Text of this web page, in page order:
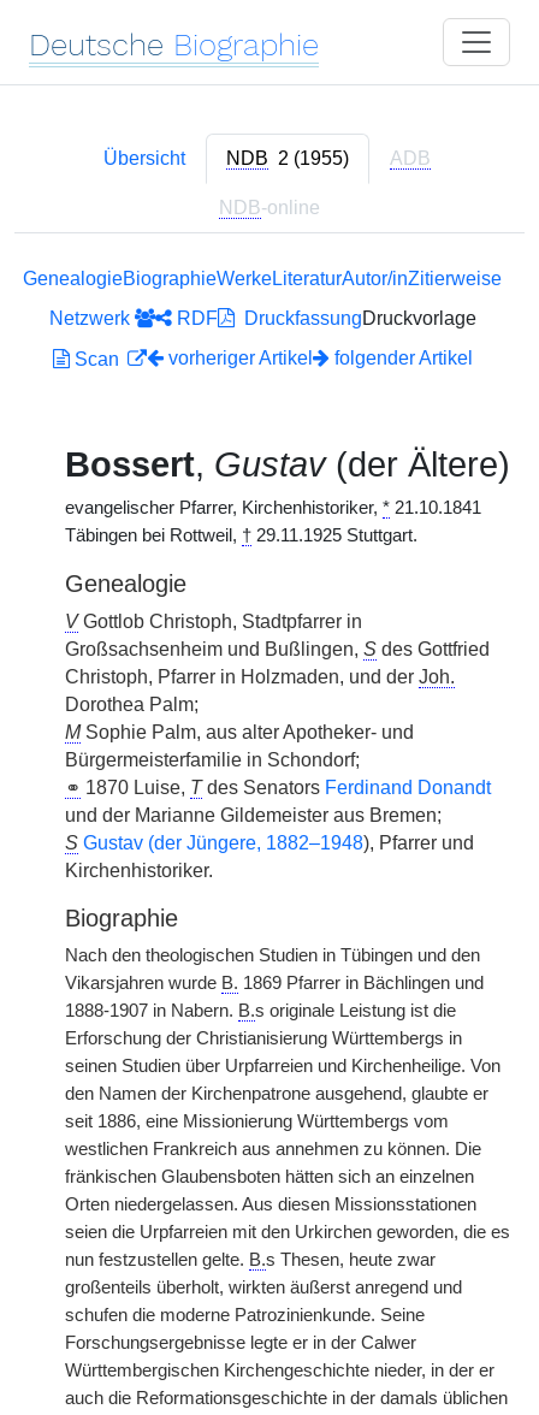
Deutsche Biographie
Übersicht NDB 2 (1955) ADB
NDB-online
GenealogieBiographieWerkeLiteraturAutor/inZitierweise
Netzwerk
RDF DruckfassungDruckvorlage
Scan
vorheriger Artikel folgender Artikel
Bossert, Gustav(der Ältere)
evangelischer Pfarrer, Kirchenhistoriker, * 21.10.1841
Täbingen bei Rottweil, † 29.11.1925 Stuttgart.
Genealogie
VGottlob Christoph, Stadtpfarrer in
Großsachsenheim und Bußlingen, S des Gottfried
Christoph, Pfarrer in Holzmaden, und der Joh.
Dorothea Palm;
MSophie Palm, aus alter Apotheker- und
Bürgermeisterfamilie in Schondorf;
⚭ 1870 Luise, Tdes Senators Ferdinand Donandt
und der Marianne Gildemeister aus Bremen;
S Gustav (der Jüngere, 1882–1948), Pfarrer und
Kirchenhistoriker.
Biographie
Nach den theologischen Studien in Tübingen und den
Vikarsjahren wurde B. 1869 Pfarrer in Bächlingen und
1888-1907 in Nabern. B.s originale Leistung ist die
Erforschung der Christianisierung Württembergs in
seinen Studien über Urpfarreien und Kirchenheilige. Von
den Namen der Kirchenpatrone ausgehend, glaubte er
seit 1886, eine Missionierung Württembergs vom
westlichen Frankreich aus annehmen zu können. Die
fränkischen Glaubensboten hätten sich an einzelnen
Orten niedergelassen. Aus diesen Missionsstationen
seien die Urpfarreien mit den Urkirchen geworden, die es
nun festzustellen gelte. B.s Thesen, heute zwar
großenteils überholt, wirkten äußerst anregend und
schufen die moderne Patrozinienkunde. Seine
Forschungsergebnisse legte er in der Calwer
Württembergischen Kirchengeschichte nieder, in der er
auch die Reformationsgeschichte in der damals üblichen